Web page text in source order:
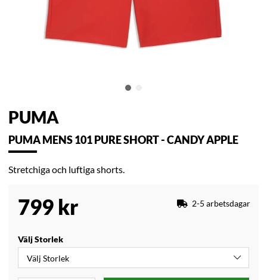
PUMA
PUMA MENS 101 PURE SHORT - CANDY APPLE
Stretchiga och luftiga shorts.
799 kr 2-5 arbetsdagar
Välj Storlek